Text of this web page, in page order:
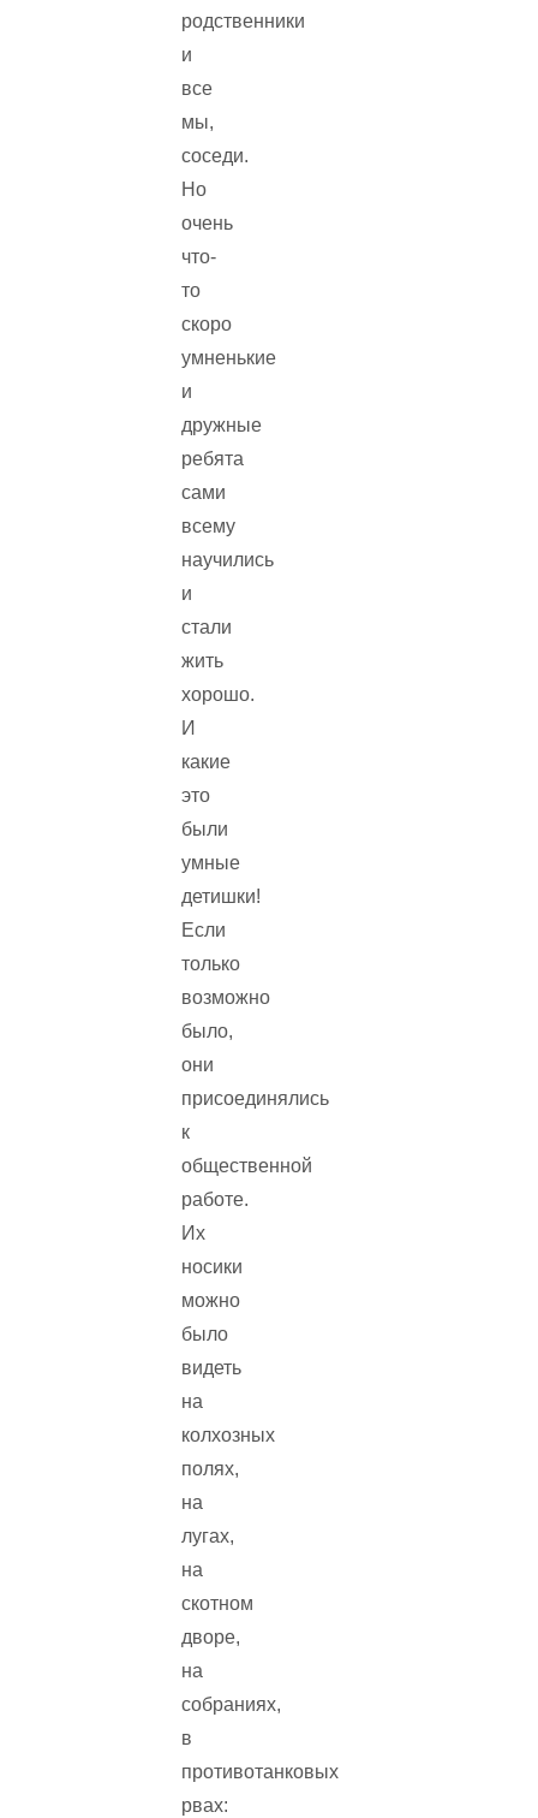
родственники
и
все
мы,
соседи.
Но
очень
что-
то
скоро
умненькие
и
дружные
ребята
сами
всему
научились
и
стали
жить
хорошо.
И
какие
это
были
умные
детишки!
Если
только
возможно
было,
они
присоединялись
к
общественной
работе.
Их
носики
можно
было
видеть
на
колхозных
полях,
на
лугах,
на
скотном
дворе,
на
собраниях,
в
противотанковых
рвах: